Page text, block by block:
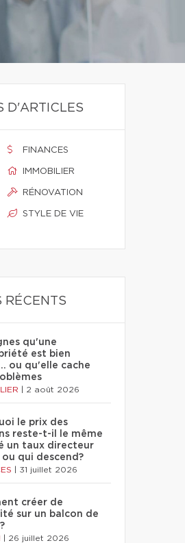
D'ARTICLES
FINANCES
IMMOBILIER
RÉNOVATION
STYLE DE VIE
RÉCENTS
qu'une
est bien
ou qu'elle cache
2 août 2026
le prix des
reste-t-il le même
un taux directeur
qui descend?
31 juillet 2026
créer de
sur un balcon de
26 juillet 2026